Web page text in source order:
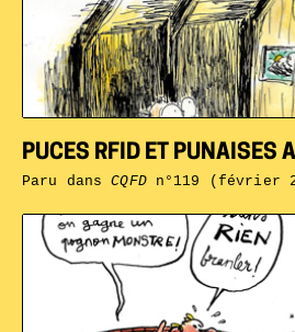
PUCES RFID ET PUNAISES
Paru dansCQFDn°119 (février